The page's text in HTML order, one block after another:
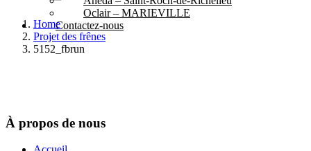
Oclair – MARIEVILLE
Contactez-nous
Home
Projet des frênes
5152_fbrun
À propos de nous